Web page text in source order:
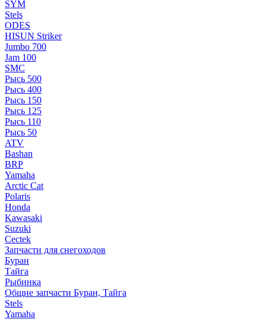
SYM
Stels
ОDЕS
HISUN Striker
Jumbo 700
Jam 100
SMC
Рысь 500
Рысь 400
Рысь 150
Рысь 125
Рысь 110
Рысь 50
ATV
Bashan
BRP
Yamaha
Arctic Cat
Polaris
Honda
Kawasaki
Suzuki
Cectek
Запчасти для снегоходов
Буран
Тайга
Рыбинка
Общие запчасти Буран, Тайга
Stels
Yamaha